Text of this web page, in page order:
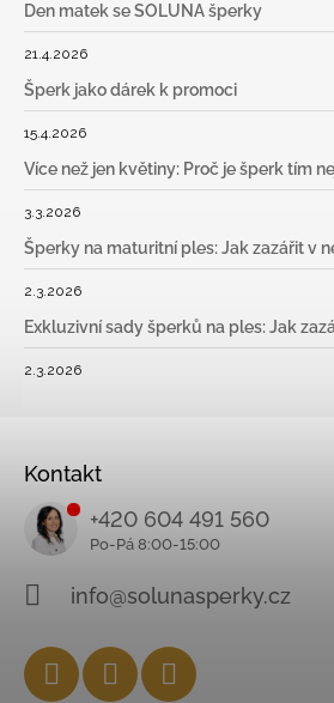
Den matek se SOLUNA šperky
21.4.2026
Šperk jako dárek k promoci
15.4.2026
Více než jen květiny: Proč je šperk tím
3.3.2026
Šperky na maturitní ples: Jak zazářit v
2.3.2026
Exkluzivní sady šperků na ples: Jak
2.3.2026
Kontakt
+420 604 491 560
info@solunasperky.cz